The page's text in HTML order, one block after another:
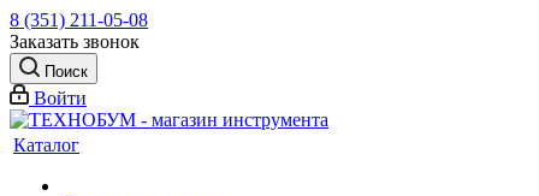
8 (351) 211-05-08
Заказать звонок
Поиск
Войти
Каталог